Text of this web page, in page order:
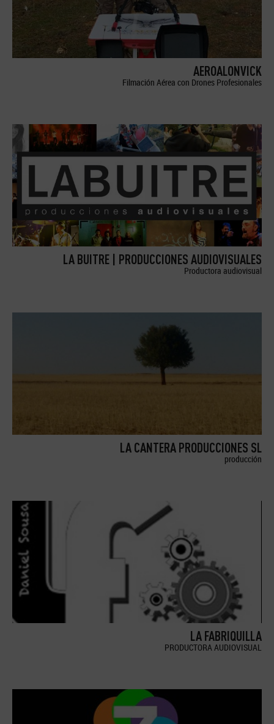
AEROALONVICK
Filmación Aérea con Drones Profesionales
LA BUITRE | PRODUCCIONES AUDIOVISUALES
Productora audiovisual
LA CANTERA PRODUCCIONES SL
producción
LA FABRIQUILLA
PRODUCTORA AUDIOVISUAL